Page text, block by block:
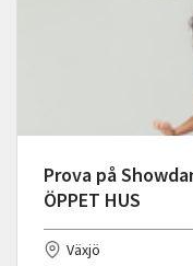
Prova på
ÖPPET HUS
Växjö